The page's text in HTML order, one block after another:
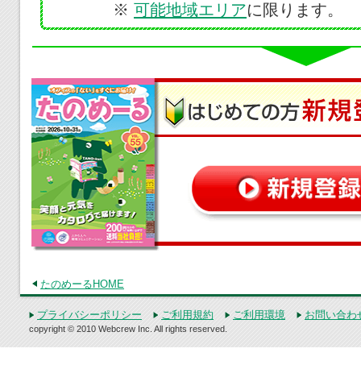
※ 可能地域エリアに限ります。
たのめーるHOME
プライバシーポリシー ご利用規約 ご利用環境 お問い合わ
copyright © 2010 Webcrew Inc. All rights reserved.